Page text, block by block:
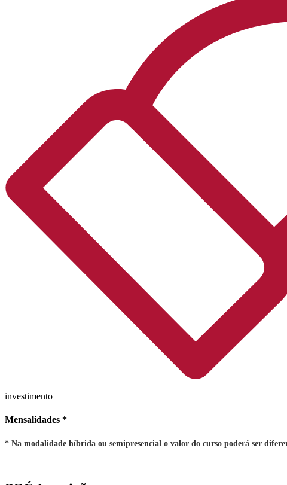
investimento
Mensalidades *
* Na modalidade híbrida ou semipresencial o valor do curso poderá ser